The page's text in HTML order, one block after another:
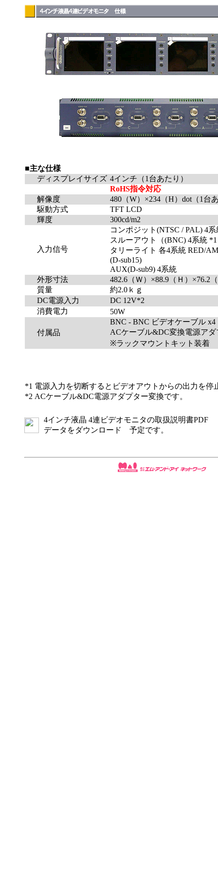
■主な仕様
ディスプレイサイズ 4インチ（1台あたり）
RoHS指令対応
解像度
480（W）×234（H）dot（1台
駆動方式
TFT LCD
輝度
300cd/m2
入力信号
コンポジット(NTSC / PAL) 4
スルーアウト（(BNC) 4系統 *1
タリーライト 各4系統 RED/
(D-sub15)
AUX(D-sub9) 4系統
外形寸法
482.6（Ｗ）×88.9（Ｈ）×76.2
質量
約2.0ｋｇ
DC電源入力
DC 12V*2
消費電力
50W
付属品
BNC - BNC ビデオケーブル x4
ACケーブル&DC変換電源アダ
※ラックマウントキット装着
*1 電源入力を切断するとビデオアウトからの出力を停
*2 ACケーブル&DC電源アダプター変換です。
4インチ液晶 4連ビデオモニタの取扱説明書PDF
データをダウンロード 予定です。